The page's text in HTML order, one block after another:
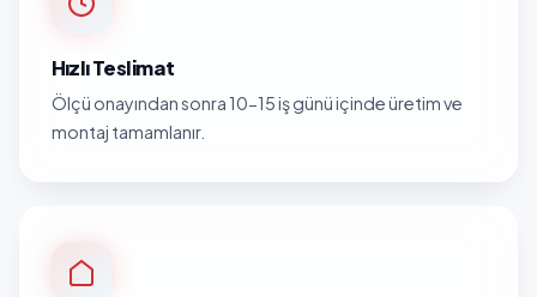
Hızlı Teslimat
Ölçü onayından sonra 10-15 iş günü içinde üretim ve
montaj tamamlanır.